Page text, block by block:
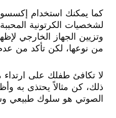
كما يمكنك استخدام
لشخصيات الكرتونية
وتزيين الجهاز الخارجي
من نوعها، لكن تأكد من
لا تكافئ طفلك على
ذلك، كن مثالاً يحتذى به
الصوتي هو سلوك طبيعي